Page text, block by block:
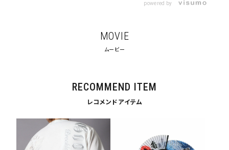
円 ～
並び順
powered by
MOVIE
ムービー
RECOMMEND ITEM
レコメンドアイテム